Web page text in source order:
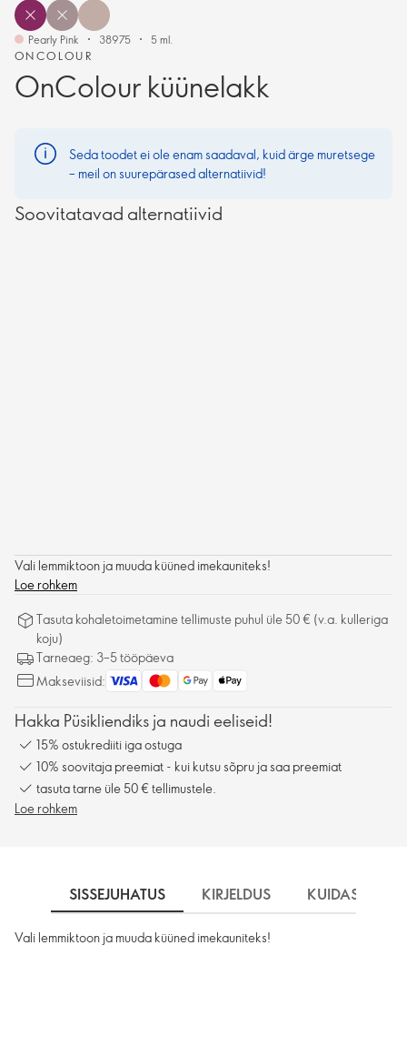
ONCOLOUR
OnColour küünelakk
Pearly Pink 38975 5 ml.
Seda toodet ei ole enam saadaval, kuid ärge muretsege
– meil on suurepärased alternatiivid!
Soovitatavad alternatiivid
Vali lemmiktoon ja muuda küüned imekauniteks!
Loe rohkem
Tasuta kohaletoimetamine tellimuste puhul üle 50 € (v.a. kulleriga
koju)
Tarneaeg: 3–5 tööpäeva
Makseviisid:
Hakka Püsikliendiks ja naudi eeliseid!
15% ostukrediiti iga ostuga
10% soovitaja preemiat - kui kutsu sõpru ja saa preemiat
tasuta tarne üle 50 € tellimustele.
Loe rohkem
SISSEJUHATUS KIRJELDUS KUIDAS
Vali lemmiktoon ja muuda küüned imekauniteks!